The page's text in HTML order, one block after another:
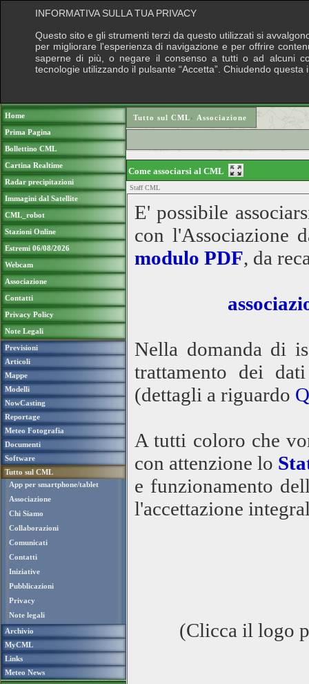
Home
Prima Pagina
Bollettino CML
Cartina Realtime
Radar precipitazioni
Immagini dal Satellite
CML_robot
Stazioni Online
Estremi 06/08/2026
Webcam
Associazione
Contatti
Privacy Policy
Note Legali
Previsioni
Articoli
Mappe
Modelli
NowCasting
Reportage
Meteo Fotografia
Documenti
Software
Tutto sul CML
App per smartphone/tablet
Associazione
Chi Siamo
Collaborazioni
Comunicati
Contatti
Iniziative
Pubblicazioni
Privacy
Note legali
Archivio
MyCML
Links
Meteo News
Tutto sul CML› Associazione
Come associarsi al CML
Staff CML
E' possibile
con l'Associazione
modulo PDF, da
Nella domanda di
trattamento dei
(dettagli a riguardo
A tutti coloro che
con attenzione lo
e funzionamento
l'accettazione
(Clicca il logo
INFORMATIVA SULLA TUA PRIVACY
Questo sito e gli strumenti terzi da questo utilizzati si
per migliorare l'esperienza di navigazione e per offrire
saperne di più, o negare il consenso a tutti o ad alcuni
tecnologie utilizzando il pulsante “Accetta”. Chiudendo